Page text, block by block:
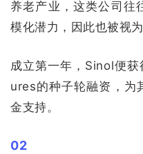
养老产业，这类公司往
模化潜力，因此也被视
成立第一年，Sinol便
ures的种子轮融资，为
金支持。
02